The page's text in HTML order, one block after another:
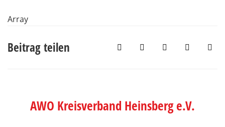
Array
Beitrag teilen
AWO Kreisverband Heinsberg e.V.